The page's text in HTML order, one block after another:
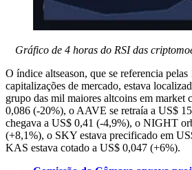
Gráfico de 4 horas do RSI das
O índice altseason, que se referencia pelas
capitalizações de mercado, estava
grupo das mil maiores altcoins em market
0,086 (-20%), o AAVE se retraía a US$
chegava a US$ 0,41 (-4,9%), o NIGHT
(+8,1%), o SKY estava precificado em
KAS estava cotado a US$ 0,047 (+6%).